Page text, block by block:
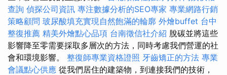
查詢 偵探公司資訊 專注數據分析的SEO專家 專業網路行銷
策略顧問 玻尿酸填充實現自然飽滿的輪廓 外燴buffet 台中
整復推薦 精美外燴點心品項 台南徵信社介紹 脫碳並將這些
影響降至零需要採取多層次的方法，同時考慮我們營運的社
會和環境影響。 整復師專業資格證照 牙齒矯正的方法 專業
會議點心供應 從我們居住的建築物，到連接我們的技術，